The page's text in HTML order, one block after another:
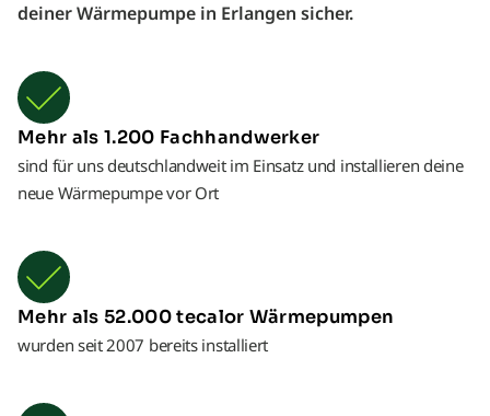
deiner Wärmepumpe in Erlangen sicher.
Mehr als 1.200 Fachhandwerker
sind für uns deutschlandweit im Einsatz und installieren deine
neue Wärmepumpe vor Ort
Mehr als 52.000 tecalor Wärmepumpen
wurden seit 2007 bereits installiert